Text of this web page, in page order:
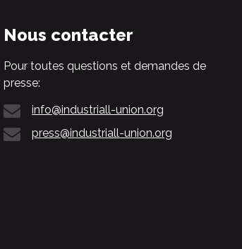
Nous contacter
Pour toutes questions et demandes de
presse:
info@industriall-union.org
press@industriall-union.org